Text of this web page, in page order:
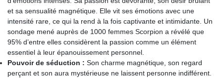
et sa sensualité magnétique. Elle vit ses émotions avec une
intensité rare, ce qui la rend à la fois captivante et intimidante. Un
sondage mené auprès de 1000 femmes Scorpion a révélé que
95% d’entre elles considèrent la passion comme un élément
essentiel à leur épanouissement personnel.
Pouvoir de séduction : Son charme magnétique, son regard
perçant et son aura mystérieuse ne laissent personne indifférent.